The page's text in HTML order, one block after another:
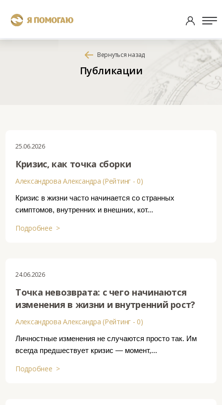
Вернуться назад
Публикации
25.06.2026
Кризис, как точка сборки
Александрова Александра (Рейтинг - 0)
Кризис в жизни часто начинается со странных
симптомов, внутренних и внешних, кот...
Подробнее >
24.06.2026
Точка невозврата: с чего начинаются
изменения в жизни и внутренний рост?
Александрова Александра (Рейтинг - 0)
Личностные изменения не случаются просто так. Им
всегда предшествует кризис — момент,...
Подробнее >